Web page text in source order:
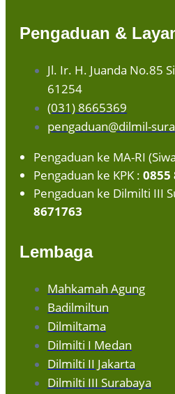
Pengaduan &
Jl. Ir. H. Juanda No.85
61254
(031) 8665369
pengaduan@dilmil-
Pengaduan ke MA-RI
Pengaduan ke KPK : 0855
Pengaduan ke Dilmilti III
8671763
Lembaga
Mahkamah Agung
Badilmiltun
Dilmiltama
Dilmilti I Medan
Dilmilti II Jakarta
Dilmilti III Surabaya